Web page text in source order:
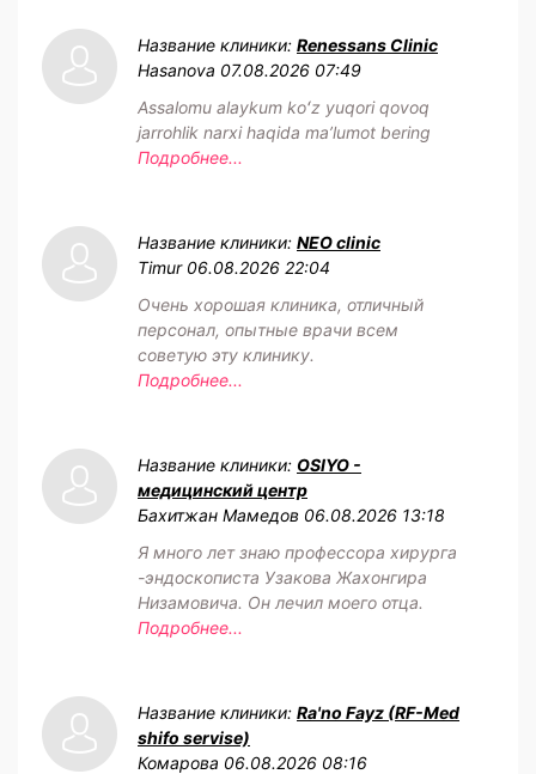
Название клиники: Renessans Clinic
Hasanova 07.08.2026 07:49
Assalomu alaykum koʻz yuqori qovoq
jarrohlik narxi haqida maʼlumot bering
Подробнее...
Название клиники: NEO clinic
Timur 06.08.2026 22:04
Очень хорошая клиника, отличный
персонал, опытные врачи всем
советую эту клинику.
Подробнее...
Название клиники: OSIYO -
медицинский центр
Бахитжан Мамедов 06.08.2026 13:18
Я много лет знаю профессора хирурга
-эндоскописта Узакова Жахонгира
Низамовича. Он лечил моего отца.
Подробнее...
Название клиники: Ra'no Fayz (RF-Med
shifo servise)
Комарова 06.08.2026 08:16